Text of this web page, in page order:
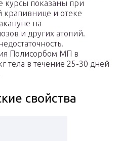
курсы показаны при
и отеке
на
и других атопий.
Полисорбом МП в
тела в течение 25-30 дней
свойства